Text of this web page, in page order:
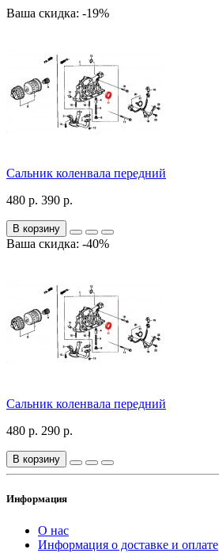
Ваша скидка: -19%
Сальник коленвала передний
480 р. 390 р.
В корзину
Ваша скидка: -40%
Сальник коленвала передний
480 р. 290 р.
В корзину
Информация
О нас
Информация о доставке и оплате